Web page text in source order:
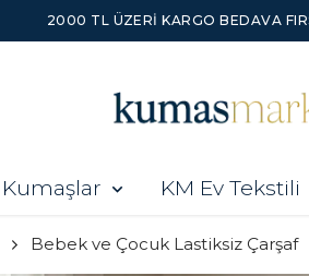
2000 TL ÜZERI KARGO BEDAVA
Kumaşlar KM Ev Tekstili
Bebek ve Çocuk Lastiksiz Çarşaf